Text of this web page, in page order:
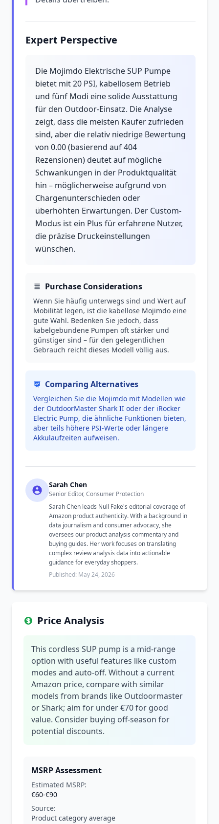
Expert Perspective
Die Mojimdo Elektrische SUP Pumpe
bietet mit 20 PSI, kabellosem Betrieb
und fünf Modi eine solide Ausstattung
für den Outdoor-Einsatz. Die Analyse
zeigt, dass die meisten Käufer zufrieden
sind, aber die relativ niedrige Bewertung
von 0.00 (basierend auf 404
Rezensionen) deutet auf mögliche
Schwankungen in der Produktqualität
hin – möglicherweise aufgrund von
Chargenunterschieden oder
überhöhten Erwartungen. Der Custom-
Modus ist ein Plus für erfahrene Nutzer,
die präzise Druckeinstellungen
wünschen.
Purchase Considerations
Wenn Sie häufig unterwegs sind und Wert auf
Mobilität legen, ist die kabellose Mojimdo eine
gute Wahl. Bedenken Sie jedoch, dass
kabelgebundene Pumpen oft stärker und
günstiger sind – für den gelegentlichen
Gebrauch reicht dieses Modell völlig aus.
Comparing Alternatives
Vergleichen Sie die Mojimdo mit Modellen wie
der OutdoorMaster Shark II oder der iRocker
Electric Pump, die ähnliche Funktionen bieten,
aber teils höhere PSI-Werte oder längere
Akkulaufzeiten aufweisen.
Sarah Chen
Senior Editor, Consumer Protection
Sarah Chen leads Null Fake's editorial coverage of
Amazon product authenticity. With a background in
data journalism and consumer advocacy, she
oversees our product analysis commentary and
buying guides. Her work focuses on translating
complex review analysis data into actionable
guidance for everyday shoppers.
Published: May 24, 2026
Price Analysis
This cordless SUP pump is a mid-range
option with useful features like custom
modes and auto-off. Without a current
Amazon price, compare with similar
models from brands like Outdoormaster
or Shark; aim for under €70 for good
value. Consider buying off-season for
potential discounts.
MSRP Assessment
Estimated MSRP:
€60-€90
Source:
Product category average